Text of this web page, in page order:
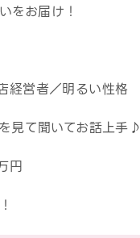
をお届け！
営者／明るい性格
見て聞いてお話上手♪
円